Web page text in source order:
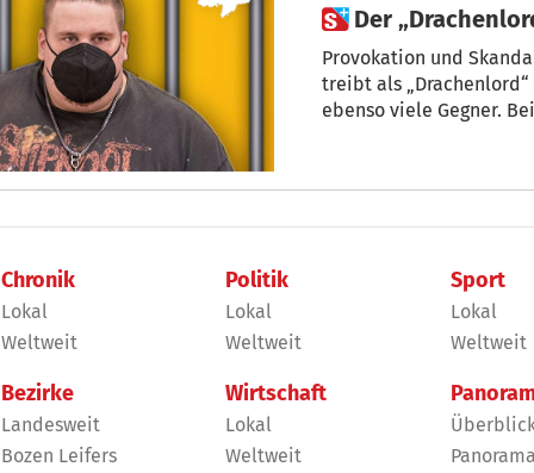
 Der
Provokation und
treibt als
ebenso viele Gegner.
Chronik
Lokal
Weltweit
Bezirke
Landesweit
Bozen Leifers
Politik
Lokal
Weltweit
Wirtschaft
Lokal
Weltweit
Sport
Lokal
Weltweit
Panorama